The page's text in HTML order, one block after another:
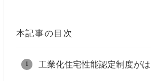
本記事の目次
工業化住宅性能認定制度が